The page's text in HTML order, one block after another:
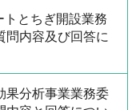
とちぎ開設業務
問内容及び回答に
果分析事業業務委